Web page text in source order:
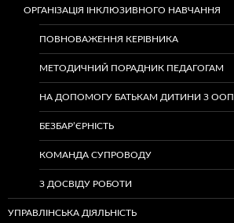
ОРГАНІЗАЦІЯ ІНКЛЮЗИВНОГО НАВЧАННЯ
ПОВНОВАЖЕННЯ КЕРІВНИКА
МЕТОДИЧНИЙ ПОРАДНИК ПЕДАГОГАМ
НА ДОПОМОГУ БАТЬКАМ ДИТИНИ З ООП
БЕЗБАР’ЄРНІСТЬ
КОМАНДА СУПРОВОДУ
З ДОСВІДУ РОБОТИ
УПРАВЛІНСЬКА ДІЯЛЬНІСТЬ